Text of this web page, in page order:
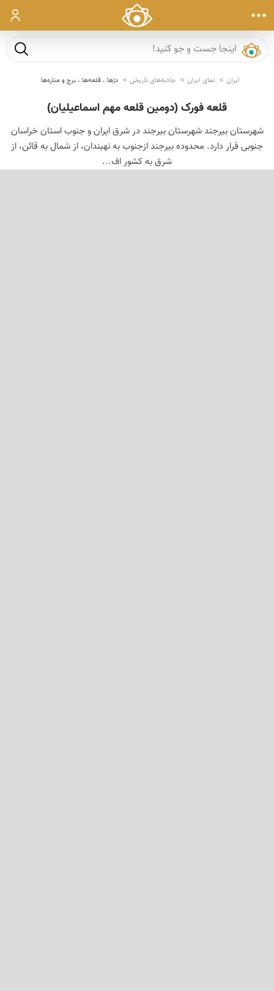
ورود
جست و
ایران نمای ایران جاذبه‌های تاریخی دژها ، قلعه‌ها ، برج و مناره‌ها
قلعه فورک (دومین قلعه مهم اسماعیلیان)
شهرستان بیرجند شهرستان بیرجند در شرق ایران و جنوب استان خراسان
جنوبی قرار دارد. محدوده بیرجند ازجنوب به نهبندان، از شمال به قائن، از
شرق به كشور اف...